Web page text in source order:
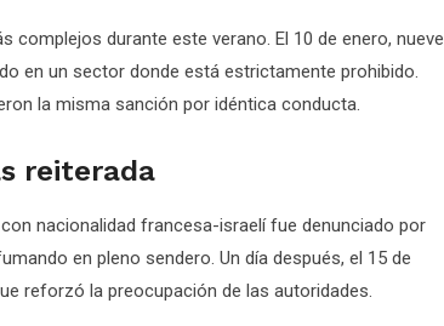
complejos durante este verano. El 10 de enero, nueve
en un sector donde está estrictamente prohibido.
la misma sanción por idéntica conducta.
reiterada
nacionalidad francesa-israelí fue denunciado por
en pleno sendero. Un día después, el 15 de
reforzó la preocupación de las autoridades.